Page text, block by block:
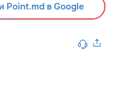
Point.md в Google